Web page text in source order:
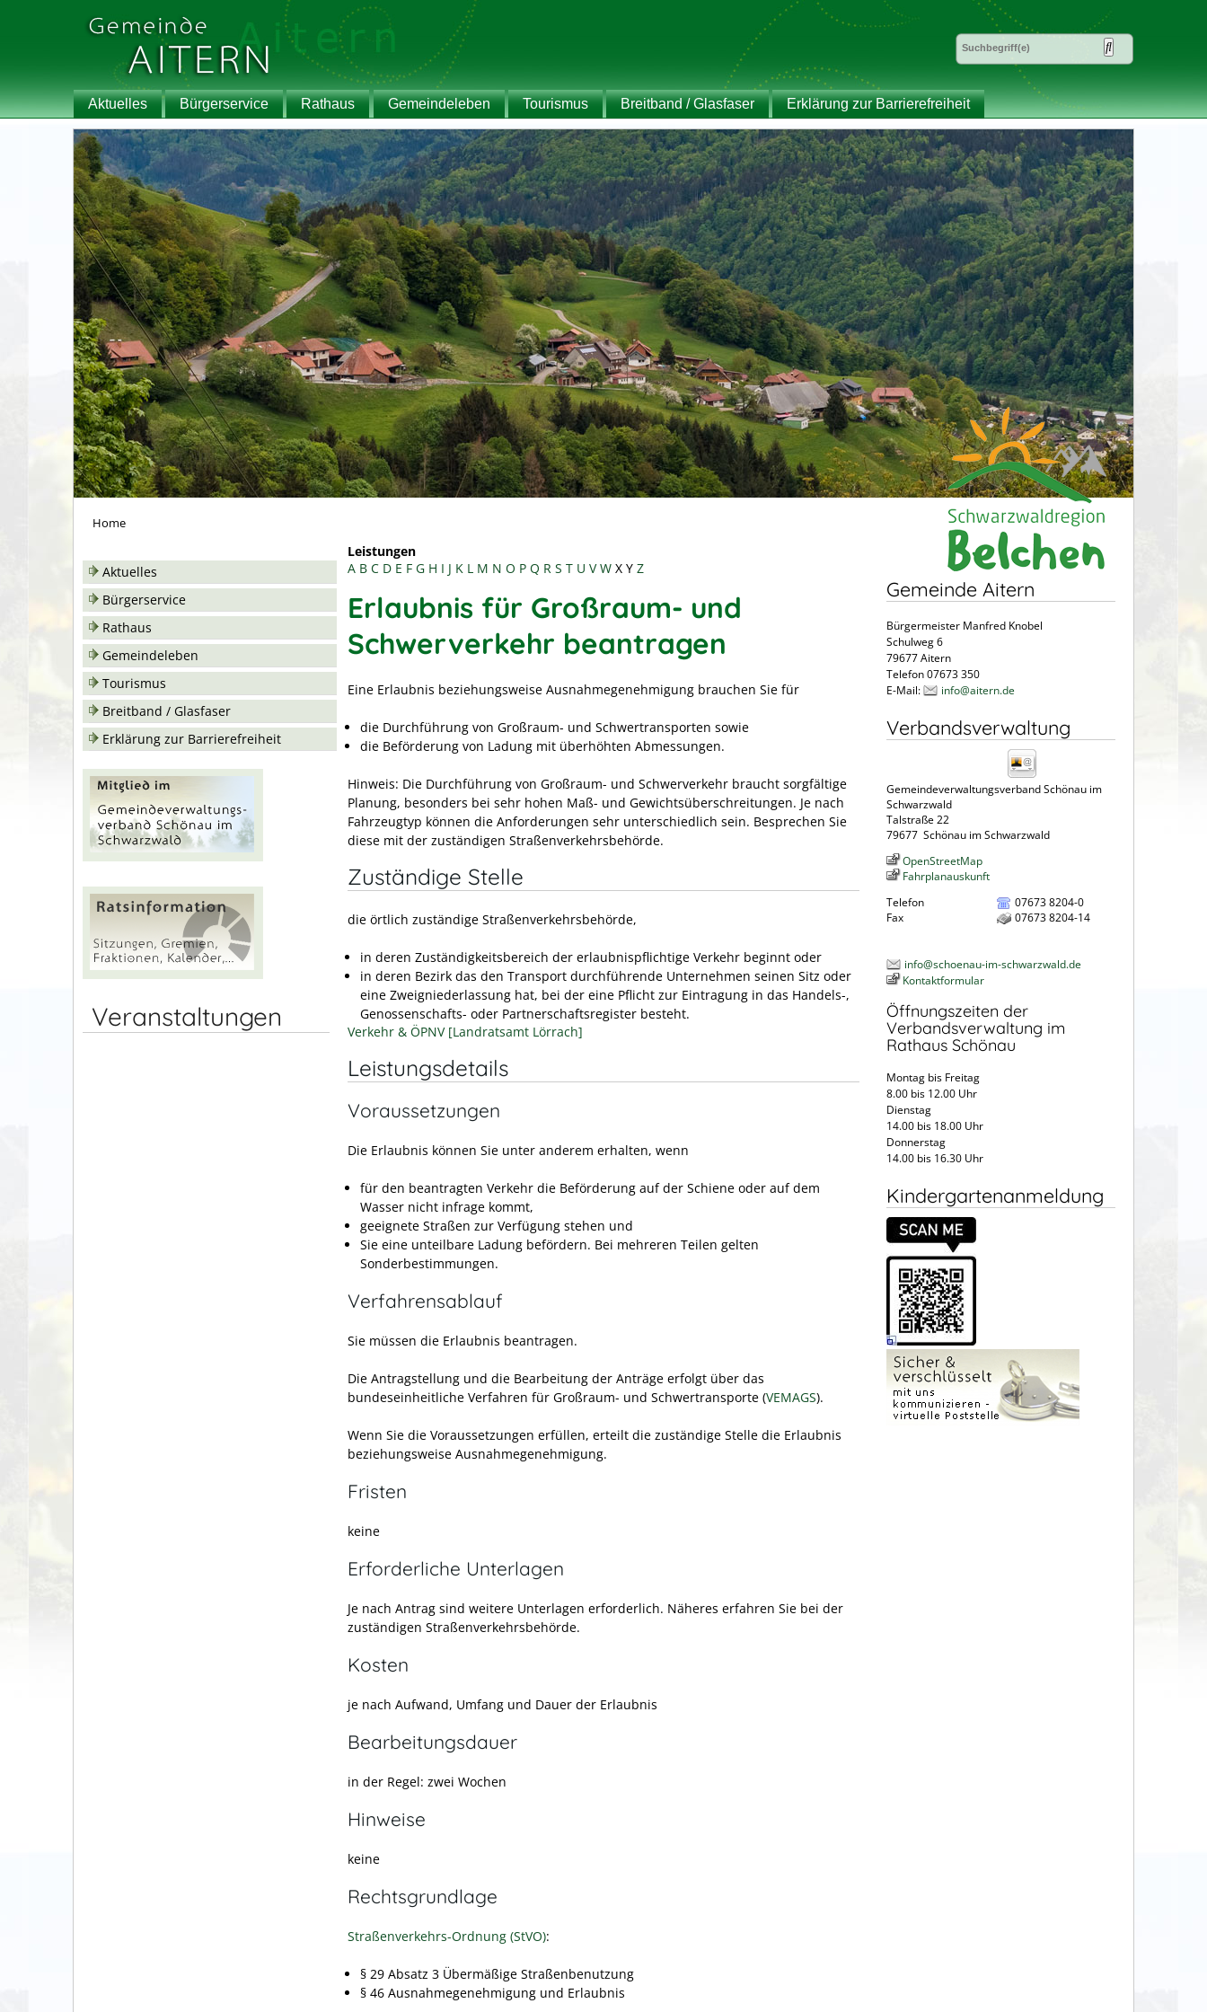
Aktuelles Bürgerservice Rathaus Gemeindeleben Tourismus Breitband / Glasfaser Erklärung zur Barrierefreiheit
Home
Aktuelles
Bürgerservice
Rathaus
Gemeindeleben
Tourismus
Breitband / Glasfaser
Erklärung zur Barrierefreiheit
Veranstaltungen
Leistungen
A B C D E F G H I J K L M N O P Q R S T U V W X Y Z
Erlaubnis für Großraum- und
Schwerverkehr beantragen
Eine Erlaubnis beziehungsweise Ausnahmegenehmigung brauchen Sie für
die Durchführung von Großraum- und Schwertransporten sowie
die Beförderung von Ladung mit überhöhten Abmessungen.
Hinweis: Die Durchführung von Großraum- und Schwerverkehr braucht sorgfältige
Planung, besonders bei sehr hohen Maß- und Gewichtsüberschreitungen. Je nach
Fahrzeugtyp können die Anforderungen sehr unterschiedlich sein. Besprechen Sie
diese mit der zuständigen Straßenverkehrsbehörde.
Zuständige Stelle
die örtlich zuständige Straßenverkehrsbehörde,
in deren Zuständigkeitsbereich der erlaubnispflichtige Verkehr beginnt oder
in deren Bezirk das den Transport durchführende Unternehmen seinen Sitz oder
eine Zweigniederlassung hat, bei der eine Pflicht zur Eintragung in das Handels-,
Genossenschafts- oder Partnerschaftsregister besteht.
Verkehr & ÖPNV [Landratsamt Lörrach]
Leistungsdetails
Voraussetzungen
Die Erlaubnis können Sie unter anderem erhalten, wenn
für den beantragten Verkehr die Beförderung auf der Schiene oder auf dem
Wasser nicht infrage kommt,
geeignete Straßen zur Verfügung stehen und
Sie eine unteilbare Ladung befördern. Bei mehreren Teilen gelten
Sonderbestimmungen.
Verfahrensablauf
Sie müssen die Erlaubnis beantragen.
Die Antragstellung und die Bearbeitung der Anträge erfolgt über das
bundeseinheitliche Verfahren für Großraum- und Schwertransporte (VEMAGS).
Wenn Sie die Voraussetzungen erfüllen, erteilt die zuständige Stelle die Erlaubnis
beziehungsweise Ausnahmegenehmigung.
Fristen
keine
Erforderliche Unterlagen
Je nach Antrag sind weitere Unterlagen erforderlich. Näheres erfahren Sie bei der
zuständigen Straßenverkehrsbehörde.
Kosten
je nach Aufwand, Umfang und Dauer der Erlaubnis
Bearbeitungsdauer
in der Regel: zwei Wochen
Hinweise
keine
Rechtsgrundlage
Straßenverkehrs-Ordnung (StVO):
§ 29 Absatz 3 Übermäßige Straßenbenutzung
§ 46 Ausnahmegenehmigung und Erlaubnis
Gemeinde Aitern
Bürgermeister Manfred Knobel
Schulweg 6
79677 Aitern
Telefon 07673 350
E-Mail:
info@aitern.de
Verbandsverwaltung
Gemeindeverwaltungsverband Schönau im
Schwarzwald
Talstraße 22
79677 Schönau im Schwarzwald
OpenStreetMap
Fahrplanauskunft
Telefon
07673 8204-0
Fax
07673 8204-14
info@schoenau-im-schwarzwald.de
Kontaktformular
Öffnungszeiten der
Verbandsverwaltung im
Rathaus Schönau
Montag bis Freitag
8.00 bis 12.00 Uhr
Dienstag
14.00 bis 18.00 Uhr
Donnerstag
14.00 bis 16.30 Uhr
Kindergartenanmeldung